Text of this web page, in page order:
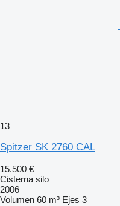
13
Spitzer SK 2760 CAL
15.500 €
Cisterna silo
2006
Volumen 60 m³ Ejes 3